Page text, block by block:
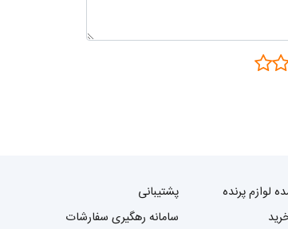
لوازم پرنده
پشتیبانی
سامانه رهگیری سفارشات